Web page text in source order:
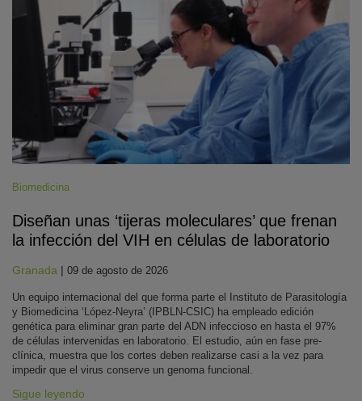
Biomedicina
Diseñan unas ‘tijeras moleculares’ que frenan
la infección del VIH en células de laboratorio
Granada | 09 de agosto de 2026
Un equipo internacional del que forma parte el Instituto de Parasitología
y Biomedicina ‘López-Neyra’ (IPBLN-CSIC) ha empleado edición
genética para eliminar gran parte del ADN infeccioso en hasta el 97%
de células intervenidas en laboratorio. El estudio, aún en fase pre-
clínica, muestra que los cortes deben realizarse casi a la vez para
impedir que el virus conserve un genoma funcional.
Sigue leyendo